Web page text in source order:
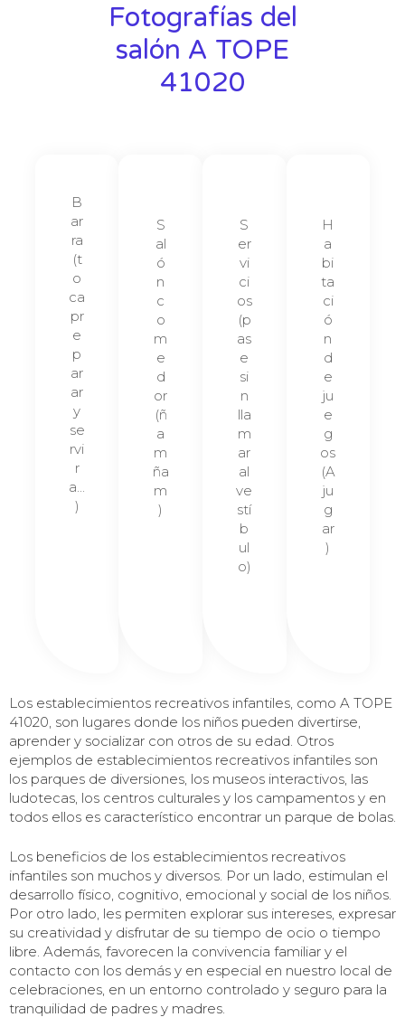
Fotografías del
salón A TOPE
41020
B
ar
ra
(t
o
ca
pr
e
p
ar
ar
y
se
rvi
r
a...
)
S
al
ó
n
c
o
m
e
d
or
(ñ
a
m
ña
m
)
S
er
vi
ci
os
(p
as
e
si
n
lla
m
ar
al
ve
stí
b
ul
o)
H
a
bi
ta
ci
ó
n
d
e
ju
e
g
os
(A
ju
g
ar
)
Los establecimientos recreativos infantiles, como A TOPE
41020, son lugares donde los niños pueden divertirse,
aprender y socializar con otros de su edad. Otros
ejemplos de establecimientos recreativos infantiles son
los parques de diversiones, los museos interactivos, las
ludotecas, los centros culturales y los campamentos y en
todos ellos es característico encontrar un parque de bolas.
Los beneficios de los establecimientos recreativos
infantiles son muchos y diversos. Por un lado, estimulan el
desarrollo físico, cognitivo, emocional y social de los niños.
Por otro lado, les permiten explorar sus intereses, expresar
su creatividad y disfrutar de su tiempo de ocio o tiempo
libre. Además, favorecen la convivencia familiar y el
contacto con los demás y en especial en nuestro local de
celebraciones, en un entorno controlado y seguro para la
tranquilidad de padres y madres.